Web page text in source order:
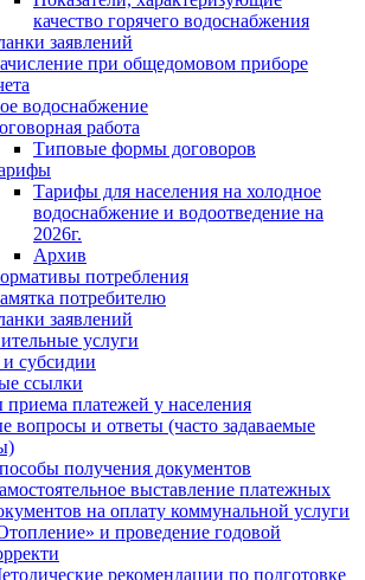
качество горячего водоснабжения
заявлений
при общедомовом приборе
водоснабжение
работа
Типовые формы договоров
Тарифы для населения на холодное
водоснабжение и водоотведение на
2026г.
Архив
потребления
потребителю
заявлений
услуги
субсидии
ссылки
платежей у населения
вопросы и ответы (часто задаваемые
получения документов
выставление платежных
на оплату коммунальной услуги
и проведение годовой
рекомендации по подготовке